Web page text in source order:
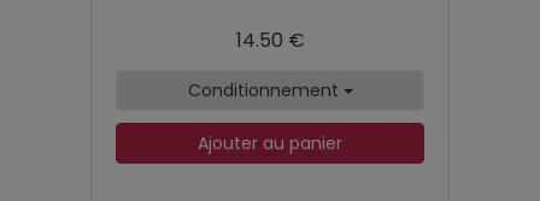
14.50 €
Conditionnement
Ajouter au panier